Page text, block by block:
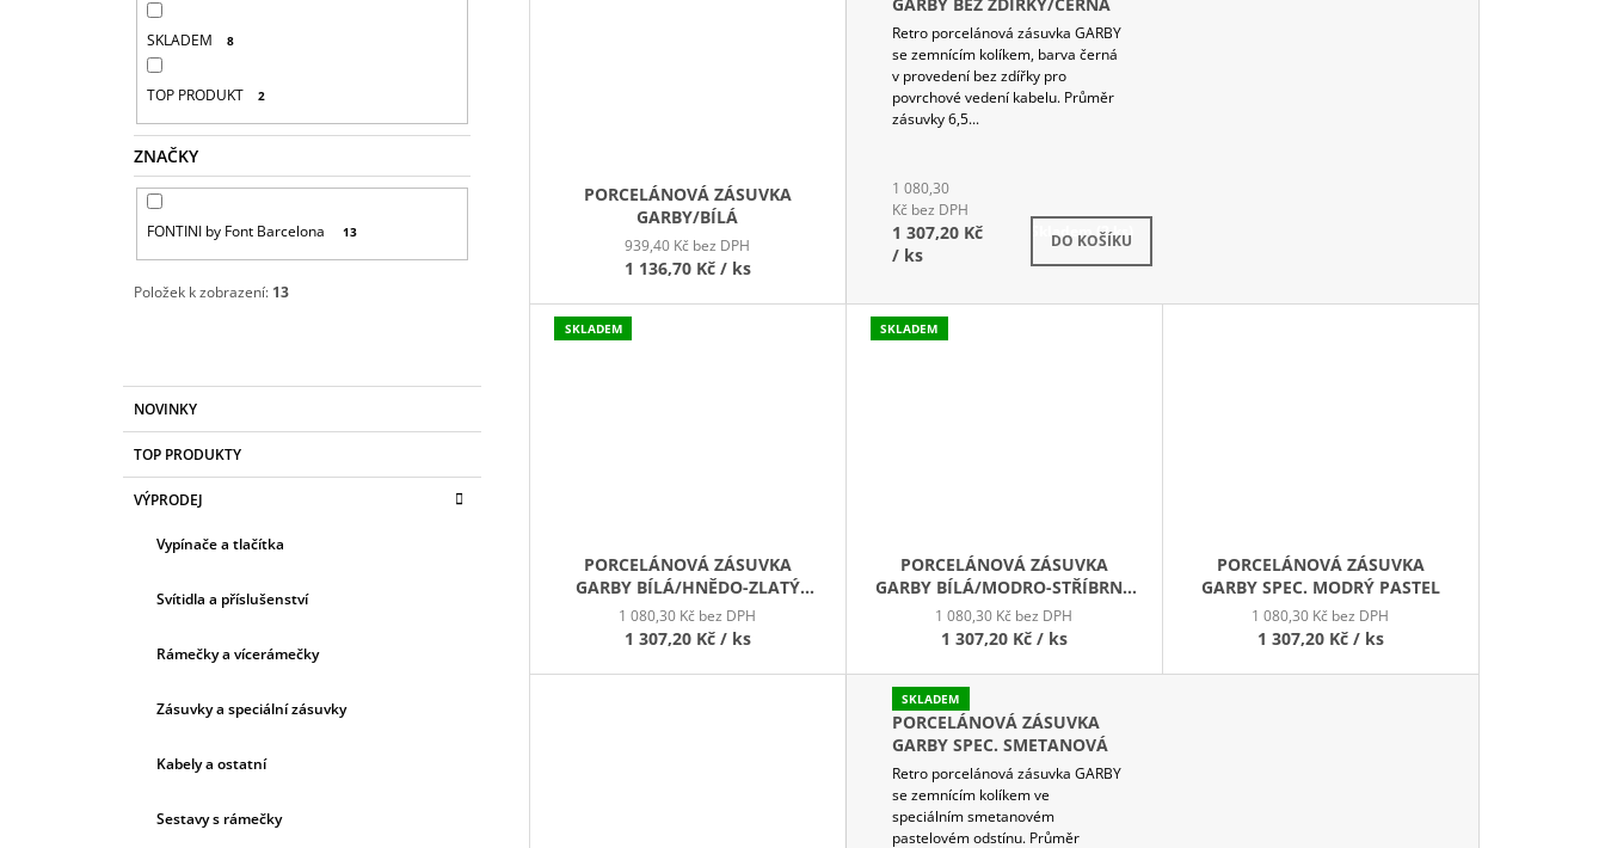
SKLADEM 8
TOP PRODUKT 2
ZNAČKY
FONTINI by Font Barcelona 13
Položek k zobrazení: 13
kategorie
K
T
G
O
NOVINKY
TOP PRODUKTY
VÝPRODEJ
Vypínače a tlačítka
Svítidla a příslušenství
Rámečky a vícerámečky
Zásuvky a speciální zásuvky
Kabely a ostatní
Sestavy s rámečky
PORCELÁNOVÁ ZÁSUVKA
GARBY/BÍLÁ
939,40 Kč bez DPH
1 136,70 Kč / ks
Retro porcelánová zásuvka GARBY
se zemnícím kolíkem, barva černá
v provedení bez zdířky pro
povrchové vedení kabelu. Průměr
zásuvky 6,5...
1 080,30
Kč bez DPH
1 307,20 Kč
/ ks
DO KOŠÍKU
Skladem (2 ks)
SKLADEM
PORCELÁNOVÁ ZÁSUVKA
GARBY BÍLÁ/HNĚDO-ZLATÝ
DEKOR
1 080,30 Kč bez DPH
1 307,20 Kč / ks
SKLADEM
PORCELÁNOVÁ ZÁSUVKA
GARBY BÍLÁ/MODRO-STŘÍBRNÝ
DEKOR
1 080,30 Kč bez DPH
1 307,20 Kč / ks
PORCELÁNOVÁ ZÁSUVKA
GARBY SPEC. MODRÝ PASTEL
1 080,30 Kč bez DPH
1 307,20 Kč / ks
SKLADEM
PORCELÁNOVÁ ZÁSUVKA
GARBY SPEC. SMETANOVÁ
Retro porcelánová zásuvka GARBY
se zemnícím kolíkem ve
speciálním smetanovém
pastelovém odstínu. Průměr